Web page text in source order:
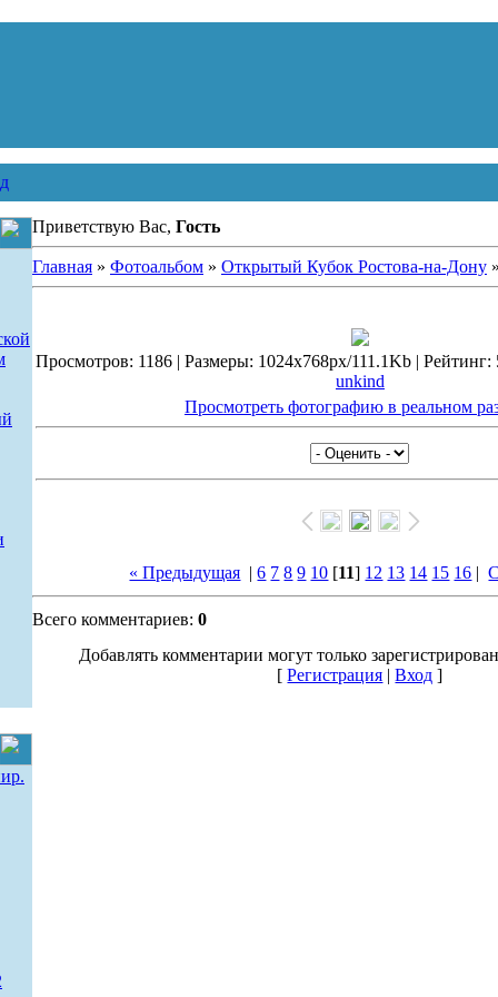
Приветствую Вас, Гость
Главная» Фотоальбом» Открытый Кубок Ростова-на-Дону
Просмотров: 1186 | Размеры: 1024x768px/111.1Kb | Рейтинг:
unkind
Просмотреть фотографию в реальном
« Предыдущая |6 7 8 9 10 [11] 12 13 14 15 16 |
Всего комментариев: 0
Добавлять комментарии могут только
[Регистрация |Вход ]